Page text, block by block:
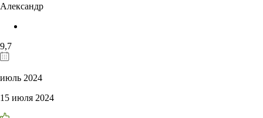
Александр
9,7
июль 2024
15 июля 2024